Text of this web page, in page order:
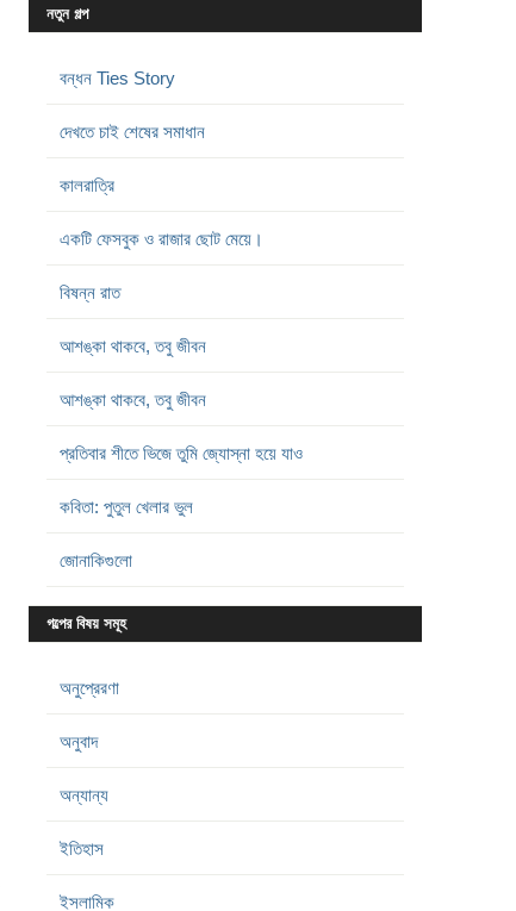
নতুন গল্প
বন্ধন Ties Story
দেখতে চাই শেষের সমাধান
কালরাত্রি
একটি ফেসবুক ও রাজার ছোট মেয়ে।
বিষন্ন রাত
আশঙ্কা থাকবে, তবু জীবন
আশঙ্কা থাকবে, তবু জীবন
প্রতিবার শীতে ভিজে তুমি জ্যোস্না হয়ে যাও
কবিতা: পুতুল খেলার ভুল
জোনাকিগুলো
গল্পের বিষয় সমূহ
অনুপ্রেরণা
অনুবাদ
অন্যান্য
ইতিহাস
ইসলামিক